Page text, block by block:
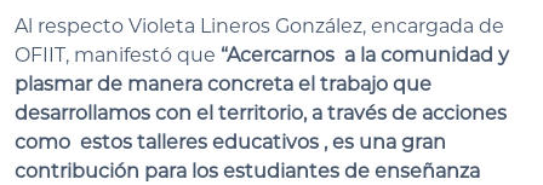
Al respecto Violeta Lineros González, encargada de
OFIIT, manifestó que “Acercarnos a la comunidad y
plasmar de manera concreta el trabajo que
desarrollamos con el territorio, a través de acciones
como estos talleres educativos , es una gran
contribución para los estudiantes de enseñanza